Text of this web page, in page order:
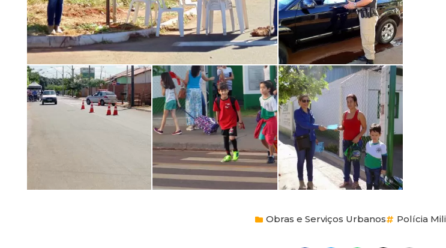
Obras e Serviços Urbanos Polícia